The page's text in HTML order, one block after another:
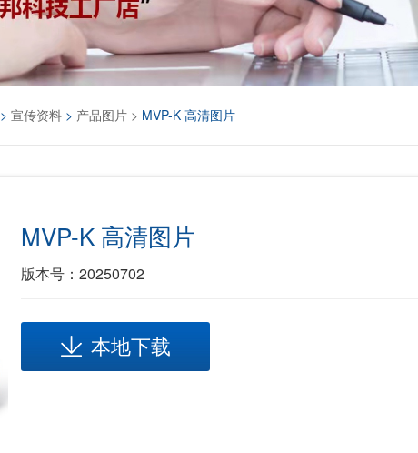
>宣传资料 > 产品图片 > MVP-K 高清图片
MVP-K 高清图片
版本号：20250702
本地下载